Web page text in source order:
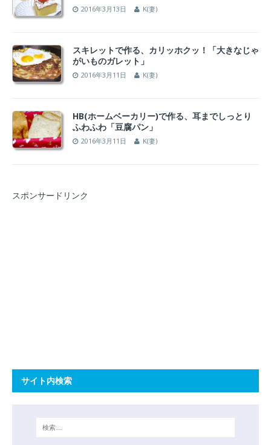
2016年3月13日 K(妻)
スキレットで作る、カリッホクッ！「大きなじゃ
がいものガレット」
2016年3月11日 K(妻)
HB(ホームベーカリー)で作る、耳までしっとり
ふわふわ「豆腐パン」
2016年3月11日 K(妻)
スポンサードリンク
サイト内検索